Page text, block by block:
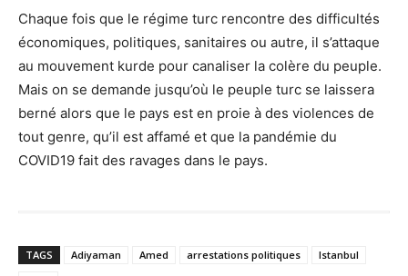
Chaque fois que le régime turc rencontre des difficultés
économiques, politiques, sanitaires ou autre, il s’attaque
au mouvement kurde pour canaliser la colère du peuple.
Mais on se demande jusqu’où le peuple turc se laissera
berné alors que le pays est en proie à des violences de
tout genre, qu’il est affamé et que la pandémie du
COVID19 fait des ravages dans le pays.
TAGS Adiyaman Amed arrestations politiques
Istanbul